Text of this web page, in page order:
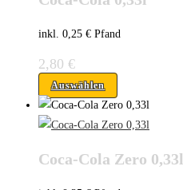
inkl. 0,25 € Pfand
2,80 €
Auswählen
Coca-Cola Zero 0,33l